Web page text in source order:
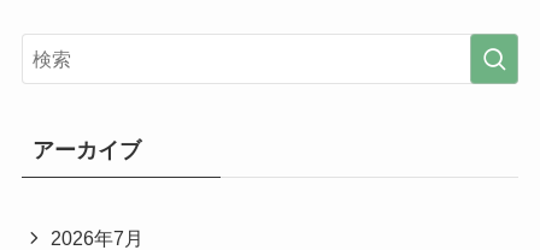
アーカイブ
2026年7月